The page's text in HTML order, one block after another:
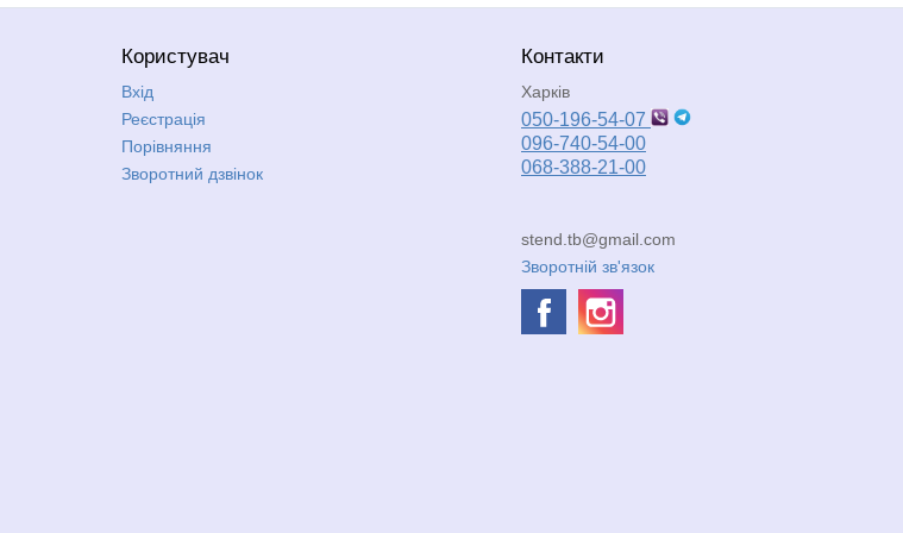
Користувач
Вхід
Реєстрація
Порівняння
Зворотний дзвінок
Контакти
Харків
050-196-54-07
096-740-54-00
068-388-21-00
stend.tb@gmail.com
Зворотній зв'язок